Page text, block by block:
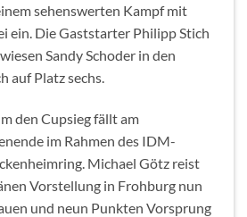
sehenswerten Kampf mit
ein. Die Gaststarter Philipp Stich
Sandy Schoder in den
auf Platz sechs.
den Cupsieg fällt am
im Rahmen des IDM-
Michael Götz reist
Vorstellung in Frohburg nun
und neun Punkten Vorsprung